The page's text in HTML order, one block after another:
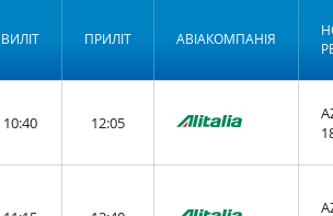
ВИЛІТ ПРИЛІТ АВІАКОМПАНІЯ
10:40 12:05